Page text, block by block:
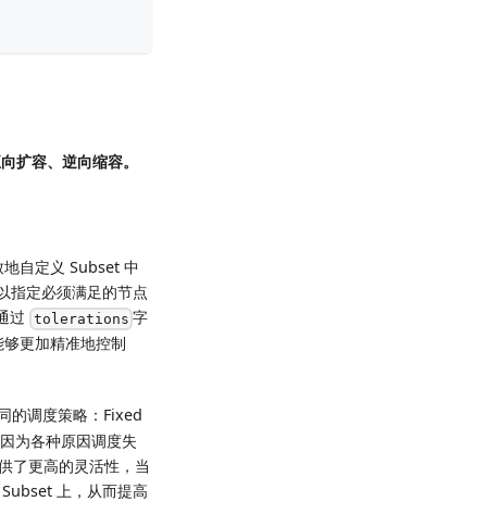
扩容、逆向缩容。
自定义 Subset 中
指定必须满足的节点
过 tolerations 字
更加精准地控制
的调度策略：Fixed
为各种原因调度失
了更高的灵活性，当
上，从而提高